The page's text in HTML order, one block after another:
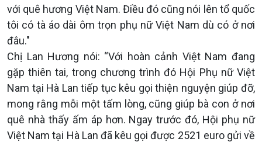
với quê hương Việt Nam. Điều đó cũng nói lên tổ quốc
tôi có tà áo dài ôm trọn phụ nữ Việt Nam dù có ở nơi
đâu."
Chị Lan Hương nói: “Với hoàn cảnh Việt Nam đang
gặp thiên tai, trong chương trình đó Hội Phụ nữ Việt
Nam tại Hà Lan tiếp tục kêu gọi thiện nguyện giúp đỡ,
mong rằng mỗi một tấm lòng, cũng giúp bà con ở nơi
quê nhà thấy ấm áp hơn. Ngay trước đó, Hội phụ nữ
Việt Nam tại Hà Lan đã kêu gọi được 2521 euro gửi về